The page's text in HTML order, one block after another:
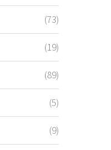
(73)
(19)
(89)
(5)
(9)